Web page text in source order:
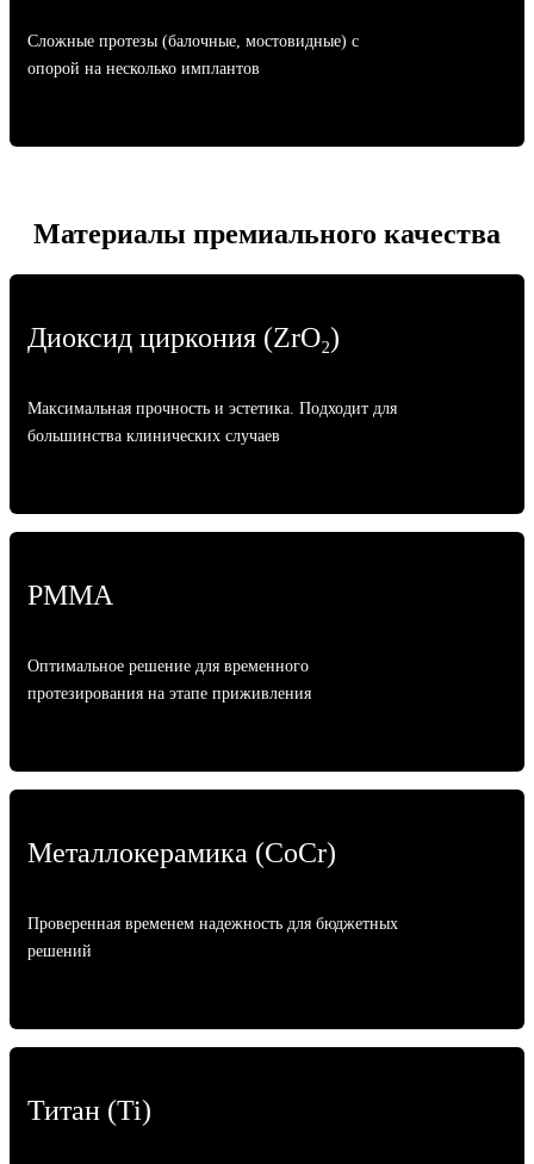
Сложные протезы (балочные, мостовидные) с
опорой на несколько имплантов
Материалы премиального качества
Диоксид циркония (ZrO₂)
Максимальная прочность и эстетика. Подходит для
большинства клинических случаев
PMMA
Оптимальное решение для временного
протезирования на этапе приживления
Металлокерамика (CoCr)
Проверенная временем надежность для бюджетных
решений
Титан (Ti)